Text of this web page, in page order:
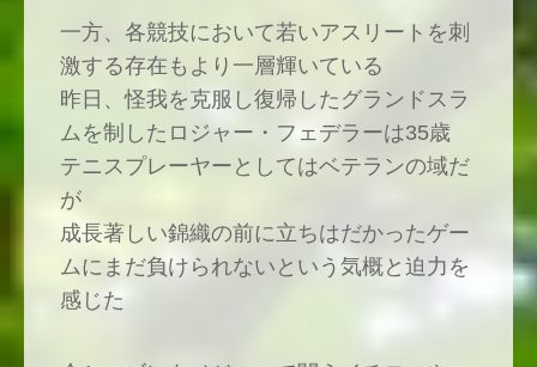
一方、各競技において若いアスリートを刺
激する存在もより一層輝いている
昨日、怪我を克服し復帰したグランドスラ
ムを制したロジャー・フェデラーは35歳
テニスプレーヤーとしてはベテランの域だ
が
成長著しい錦織の前に立ちはだかったゲー
ムにまだ負けられないという気概と迫力を
感じた